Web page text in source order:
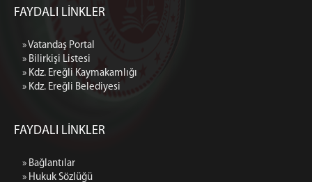
FAYDALI LİNKLER
» Vatandaş Portal
» Bilirkişi Listesi
» Kdz. Ereğli Kaymakamlığı
» Kdz. Ereğli Belediyesi
FAYDALI LİNKLER
» Bağlantılar
» Hukuk Sözlüğü